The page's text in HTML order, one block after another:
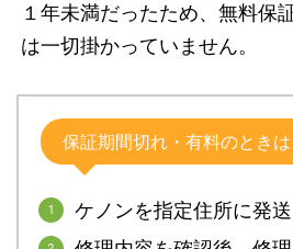
１年未満だったため、無料保
は一切掛かっていません。
保証期間切れ・有料のときは
ケノンを指定住所に発送